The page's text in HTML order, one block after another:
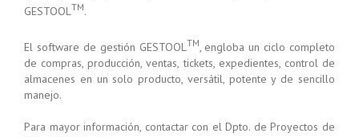
GESTOOLTM.
El software de gestión GESTOOLTM, engloba un ciclo completo
de compras, producción, ventas, tickets, expedientes, control de
almacenes en un solo producto, versátil, potente y de sencillo
manejo.
Para mayor información, contactar con el Dpto. de Proyectos de